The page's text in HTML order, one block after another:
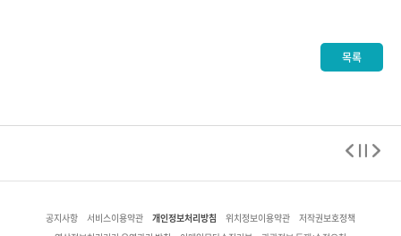
목록
공지사항 서비스이용약관 개인정보처리방침 위치정보이용약관 저작권보호정책